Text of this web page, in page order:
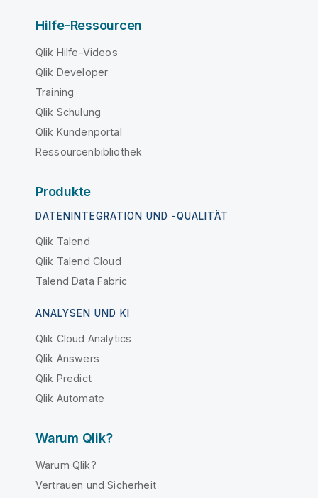
Hilfe-Ressourcen
Qlik Hilfe-Videos
Qlik Developer
Training
Qlik Schulung
Qlik Kundenportal
Ressourcenbibliothek
Produkte
DATENINTEGRATION UND -QUALITÄT
Qlik Talend
Qlik Talend Cloud
Talend Data Fabric
ANALYSEN UND KI
Qlik Cloud Analytics
Qlik Answers
Qlik Predict
Qlik Automate
Warum Qlik?
Warum Qlik?
Vertrauen und Sicherheit